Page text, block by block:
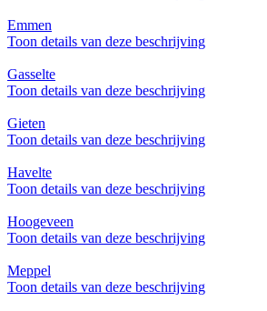
Emmen
Toon details van deze beschrijving
Gasselte
Toon details van deze beschrijving
Gieten
Toon details van deze beschrijving
Havelte
Toon details van deze beschrijving
Hoogeveen
Toon details van deze beschrijving
Meppel
Toon details van deze beschrijving